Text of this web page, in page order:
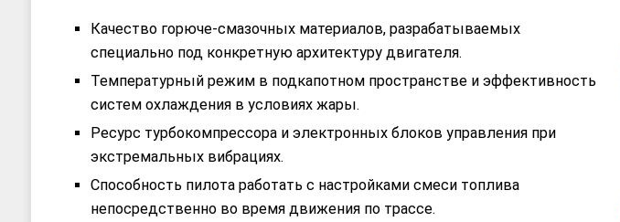
Качество горюче-смазочных материалов, разрабатываемых
специально под конкретную архитектуру двигателя.
Температурный режим в подкапотном пространстве и эффективность
систем охлаждения в условиях жары.
Ресурс турбокомпрессора и электронных блоков управления при
экстремальных вибрациях.
Способность пилота работать с настройками смеси топлива
непосредственно во время движения по трассе.